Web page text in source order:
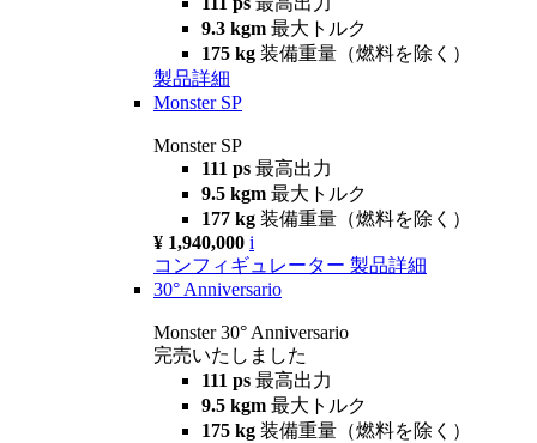
9.3 kgm 最大トルク
175 kg 装備重量（燃料を除く）
製品詳細
Monster SP
Monster SP
111 ps 最高出力
9.5 kgm 最大トルク
177 kg 装備重量（燃料を除く）
¥ 1,940,000 i
コンフィギュレーター 製品詳細
30° Anniversario
Monster 30° Anniversario
完売いたしました
111 ps 最高出力
9.5 kgm 最大トルク
175 kg 装備重量（燃料を除く）